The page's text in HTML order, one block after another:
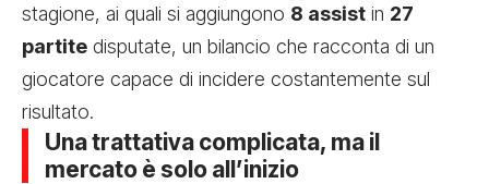
stagione, ai quali si aggiungono 8 assist in 27
partite disputate, un bilancio che racconta di un
giocatore capace di incidere costantemente sul
risultato.
Una trattativa complicata, ma il
mercato è solo all’inizio